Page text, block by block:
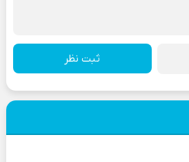
ثبت نظر